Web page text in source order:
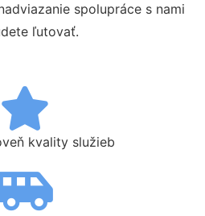
spolupráce s nami
ľutovať.
kvality služieb